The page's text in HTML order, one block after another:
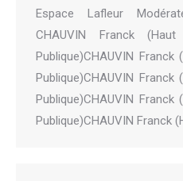
Espace Lafleur
CHAUVIN Franck
Publique)CHAUVIN
Publique)CHAUVIN
Publique)CHAUVIN
Publique)CHAUVIN Franck